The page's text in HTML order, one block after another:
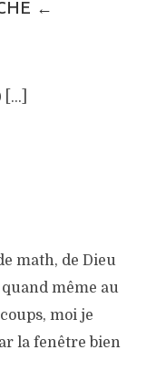
←
[…]
math, de Dieu
même au
moi je
la fenêtre bien